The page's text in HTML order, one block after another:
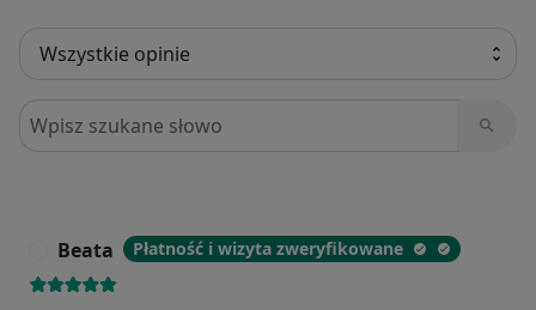
Szukaj w opiniach
Beata Płatność i wizyta zweryfikowane